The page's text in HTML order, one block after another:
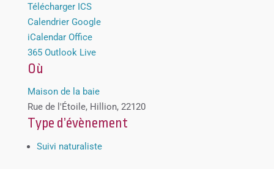
Télécharger ICS
Calendrier Google
iCalendar Office
365 Outlook Live
Où
Maison de la baie
Rue de l'Étoile, Hillion, 22120
Type d’évènement
Suivi naturaliste